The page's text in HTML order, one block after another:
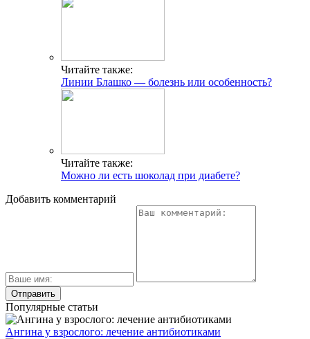
Читайте также:
Линии Блашко — болезнь или особенность?
Читайте также:
Можно ли есть шоколад при диабете?
Добавить комментарий
Популярные статьи
Ангина у взрослого: лечение антибиотиками